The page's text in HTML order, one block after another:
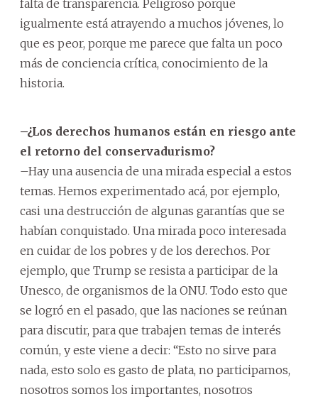
falta de transparencia. Peligroso porque
igualmente está atrayendo a muchos jóvenes, lo
que es peor, porque me parece que falta un poco
más de conciencia crítica, conocimiento de la
historia.
–¿Los derechos humanos están en riesgo ante
el retorno del conservadurismo?
–Hay una ausencia de una mirada especial a estos
temas. Hemos experimentado acá, por ejemplo,
casi una destrucción de algunas garantías que se
habían conquistado. Una mirada poco interesada
en cuidar de los pobres y de los derechos. Por
ejemplo, que Trump se resista a participar de la
Unesco, de organismos de la ONU. Todo esto que
se logró en el pasado, que las naciones se reúnan
para discutir, para que trabajen temas de interés
común, y este viene a decir: “Esto no sirve para
nada, esto solo es gasto de plata, no participamos,
nosotros somos los importantes, nosotros